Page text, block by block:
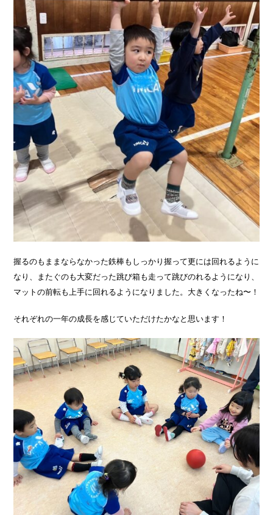
握るのもままならなかった鉄棒もしっかり握って更には回れるように
なり、またぐのも大変だった跳び箱も走って跳びのれるようになり、
マットの前転も上手に回れるようになりました。大きくなったね〜！
それぞれの一年の成長を感じていただけたかなと思います！